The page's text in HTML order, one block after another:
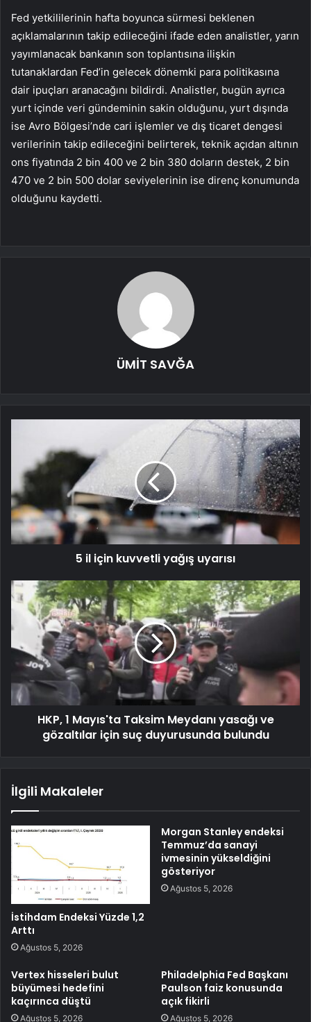
Fed yetkililerinin hafta boyunca sürmesi beklenen
açıklamalarının takip edileceğini ifade eden analistler, yarın
yayımlanacak bankanın son toplantısına ilişkin
tutanaklardan Fed’in gelecek dönemki para politikasına
dair ipuçları aranacağını bildirdi. Analistler, bugün ayrıca
yurt içinde veri gündeminin sakin olduğunu, yurt dışında
ise Avro Bölgesi’nde cari işlemler ve dış ticaret dengesi
verilerinin takip edileceğini belirterek, teknik açıdan altının
ons fiyatında 2 bin 400 ve 2 bin 380 doların destek, 2 bin
470 ve 2 bin 500 dolar seviyelerinin ise direnç konumunda
olduğunu kaydetti.
ÜMİT SAVĞA
5 il için kuvvetli yağış uyarısı
HKP, 1 Mayıs'ta Taksim Meydanı yasağı ve
gözaltılar için suç duyurusunda bulundu
İlgili Makaleler
İstihdam Endeksi Yüzde 1,2
Arttı
Ağustos 5, 2026
Morgan Stanley endeksi
Temmuz’da sanayi
ivmesinin yükseldiğini
gösteriyor
Ağustos 5, 2026
Vertex hisseleri bulut
büyümesi hedefini
kaçırınca düştü
Ağustos 5, 2026
Philadelphia Fed Başkanı
Paulson faiz konusunda
açık fikirli
Ağustos 5, 2026